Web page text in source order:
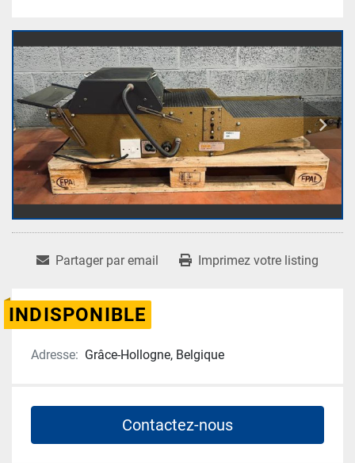
Partager par email Imprimez votre listing
INDISPONIBLE
Adresse: Grâce-Hollogne, Belgique
Contactez-nous